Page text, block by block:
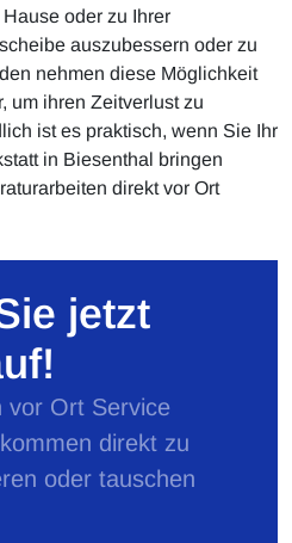
oder zu Ihrer
auszubessern oder zu
nehmen diese Möglichkeit
um ihren Zeitverlust zu
ist es praktisch, wenn Sie Ihr
in Biesenthal bringen
direkt vor Ort
jetzt
vor Ort Service
direkt zu
oder tauschen